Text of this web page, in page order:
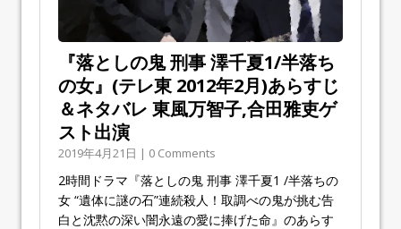
『落としの鬼 刑事 澤千夏1/半落ち
の女』(テレ東 2012年2月)あらすじ
＆ネタバレ 東風万智子,合田雅吏ゲ
スト出演
2019年4月21日 | 0 Comments
2時間ドラマ『落としの鬼 刑事 澤千夏1 /半落ちの
女 “遺体に謎の石”連続殺人！取調べの鬼が挑む告
白と沈黙の深い闇永遠の愛に捧げた命』のあらす